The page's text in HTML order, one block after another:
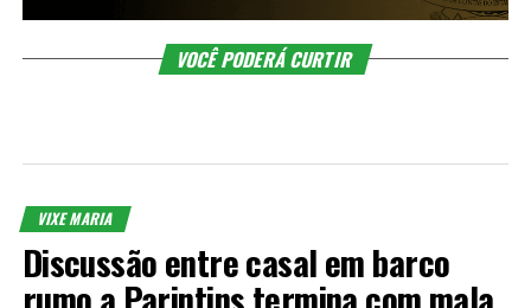
VOCÊ PODERÁ CURTIR
VIXE MARIA
Discussão entre casal em barco